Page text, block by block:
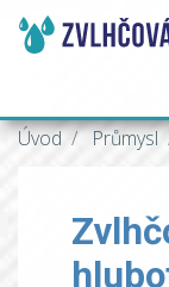
Úvod Průmysl